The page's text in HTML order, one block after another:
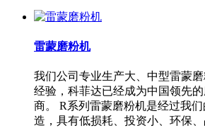
雷蒙磨粉机
我们公司专业生产大、中型雷蒙
经验，科菲达已经成为中国领先
商。 R系列雷蒙磨粉机是经过我
造，具有低损耗、投资小、环保、